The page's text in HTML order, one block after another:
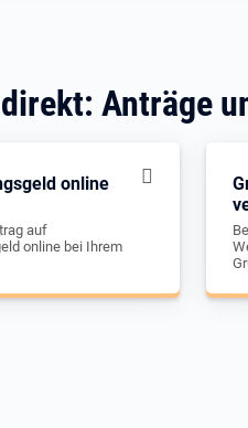
Anträge
online
auf
online bei Ihrem